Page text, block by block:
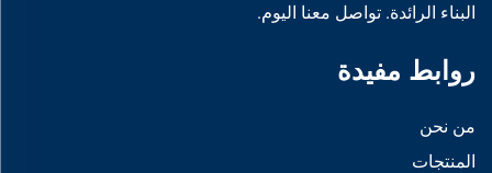
البناء الرائدة. تواصل معنا اليوم.
روابط مفيدة
من نحن
المنتجات